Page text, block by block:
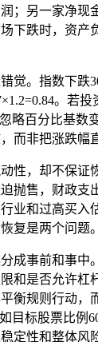
；另一家净现
下跌时，资产
觉。指数下跌
。若
略百分比基数
而非把涨跌幅
性，却不保证
抛售，财政支
业和过高买入
复是两个问题。
成事前和事中
和是否允许杠
衡规则行动，
目标股票比例
定性和整体风